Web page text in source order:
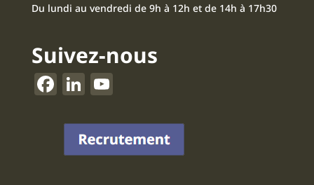
Du lundi au vendredi de 9h à 12h et de 14h à 17h30
Suivez-nous
F
c
e
Li
k
e
Y
u
T